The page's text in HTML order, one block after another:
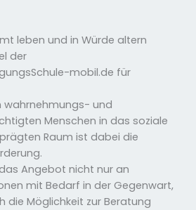
leben und in Würde altern
der
mobil.de für
wahrnehmungs- und
Menschen in das soziale
Raum ist dabei die
Angebot nicht nur an
mit Bedarf in der Gegenwart,
die Möglichkeit zur Beratung